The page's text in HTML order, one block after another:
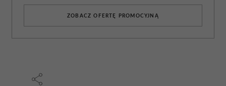
ZOBACZ OFERTĘ PROMOCYJNĄ